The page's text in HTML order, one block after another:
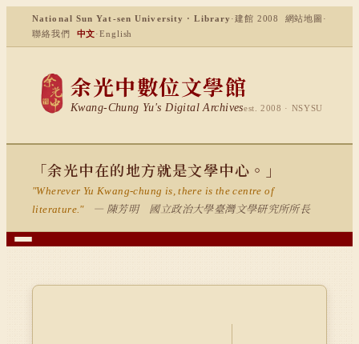
National Sun Yat-sen University · Library ·建館 2008 網站地圖 ·
聯絡我們
中文·English
余光中數位文學館
Kwang-Chung Yu's Digital Archivesest. 2008 · NSYSU
「余光中在的地方就是文學中心。」
"Wherever Yu Kwang-chung is, there is the centre of
literature."
— 陳芳明 國立政治大學臺灣文學研究所所長